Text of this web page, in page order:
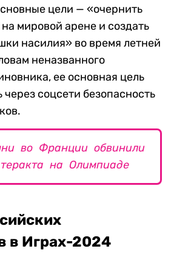
цели — «очернить
мировой арене и создать
насилия» во время летней
неназванного
ее основная цель
соцсети безопасность
во Франции обвинили
на Олимпиаде
в Играх-2024